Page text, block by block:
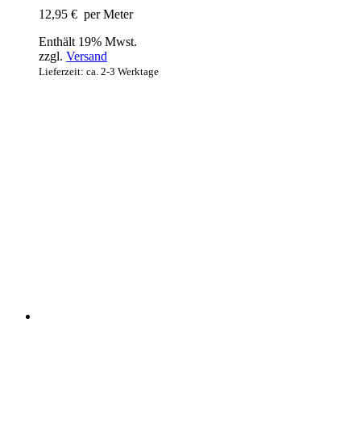
12,95 € per Meter
Enthält 19% Mwst.
zzgl. Versand
Lieferzeit: ca. 2-3 Werktage